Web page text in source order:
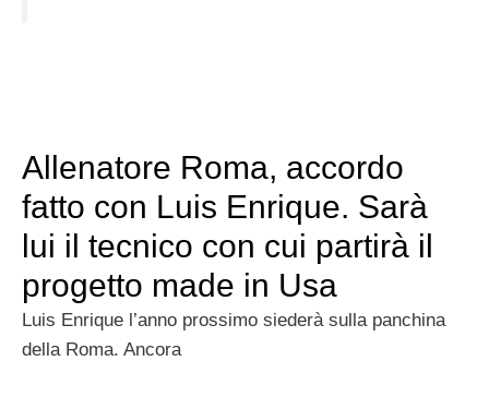
Allenatore Roma, accordo
fatto con Luis Enrique. Sarà
lui il tecnico con cui partirà il
progetto made in Usa
Luis Enrique l’anno prossimo siederà sulla panchina
della Roma. Ancora